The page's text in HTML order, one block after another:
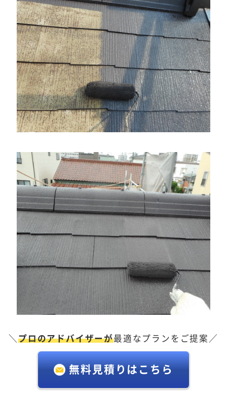
＼プロのアドバイザーが最適なプランをご提案／
無料見積りはこちら